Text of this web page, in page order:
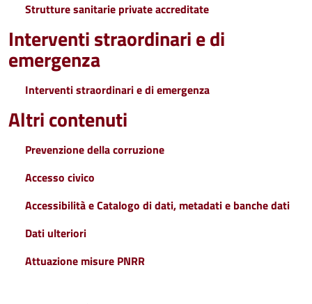
Strutture sanitarie private accreditate
Interventi straordinari e di
emergenza
Interventi straordinari e di emergenza
Altri contenuti
Prevenzione della corruzione
Accesso civico
Accessibilità e Catalogo di dati, metadati e banche dati
Dati ulteriori
Attuazione misure PNRR